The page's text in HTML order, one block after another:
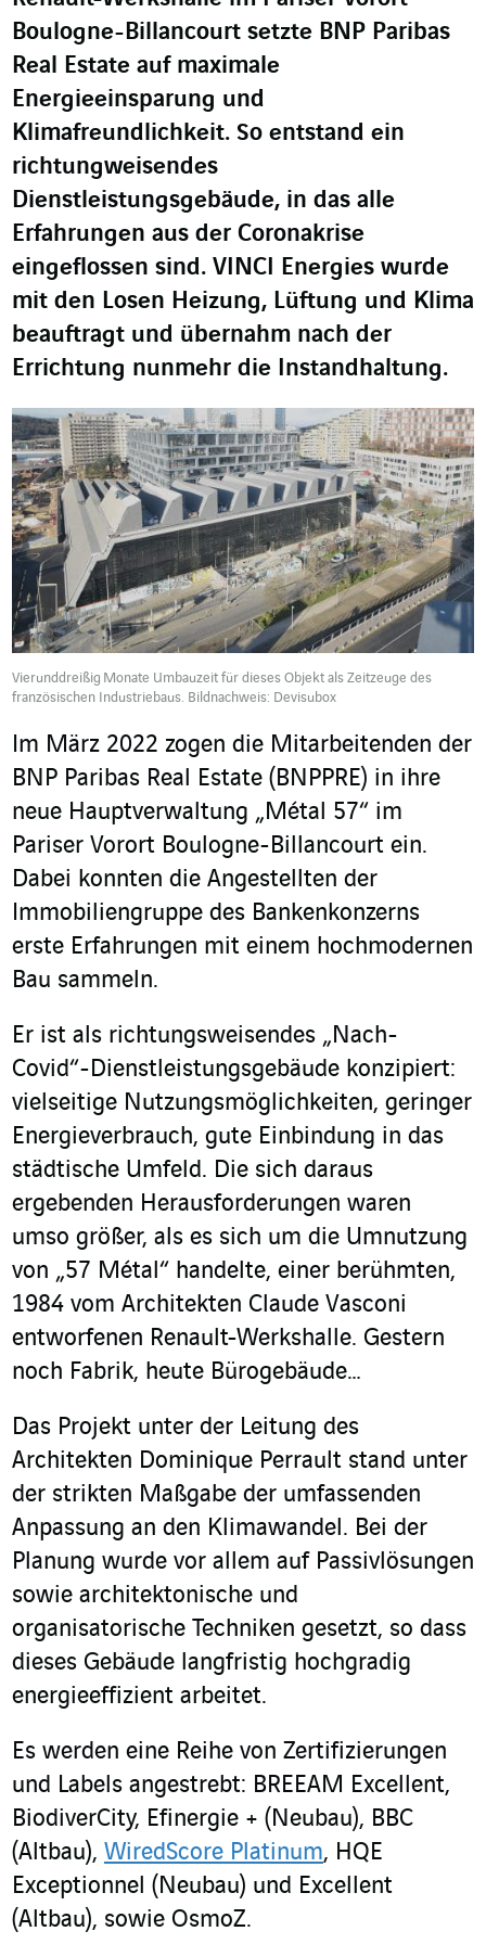
Boulogne-Billancourt setzte BNP Paribas
Real Estate auf maximale
Energieeinsparung und
Klimafreundlichkeit. So entstand ein
richtungweisendes
Dienstleistungsgebäude, in das alle
Erfahrungen aus der Coronakrise
eingeflossen sind. VINCI Energies wurde
mit den Losen Heizung, Lüftung und Klima
beauftragt und übernahm nach der
Errichtung nunmehr die Instandhaltung.
Vierunddreißig Monate Umbauzeit für dieses Objekt als Zeitzeuge des
französischen Industriebaus. Bildnachweis: Devisubox
Im März 2022 zogen die Mitarbeitenden der
BNP Paribas Real Estate (BNPPRE) in ihre
neue Hauptverwaltung „Métal 57“ im
Pariser Vorort Boulogne-Billancourt ein.
Dabei konnten die Angestellten der
Immobiliengruppe des Bankenkonzerns
erste Erfahrungen mit einem hochmodernen
Bau sammeln.
Er ist als richtungsweisendes „Nach-
Covid“-Dienstleistungsgebäude konzipiert:
vielseitige Nutzungsmöglichkeiten, geringer
Energieverbrauch, gute Einbindung in das
städtische Umfeld. Die sich daraus
ergebenden Herausforderungen waren
umso größer, als es sich um die Umnutzung
von „57 Métal“ handelte, einer berühmten,
1984 vom Architekten Claude Vasconi
entworfenen Renault-Werkshalle. Gestern
noch Fabrik, heute Bürogebäude…
Das Projekt unter der Leitung des
Architekten Dominique Perrault stand unter
der strikten Maßgabe der umfassenden
Anpassung an den Klimawandel. Bei der
Planung wurde vor allem auf Passivlösungen
sowie architektonische und
organisatorische Techniken gesetzt, so dass
dieses Gebäude langfristig hochgradig
energieeffizient arbeitet.
Es werden eine Reihe von Zertifizierungen
und Labels angestrebt: BREEAM Excellent,
BiodiverCity, Efinergie + (Neubau), BBC
(Altbau), WiredScore Platinum, HQE
Exceptionnel (Neubau) und Excellent
(Altbau), sowie OsmoZ.